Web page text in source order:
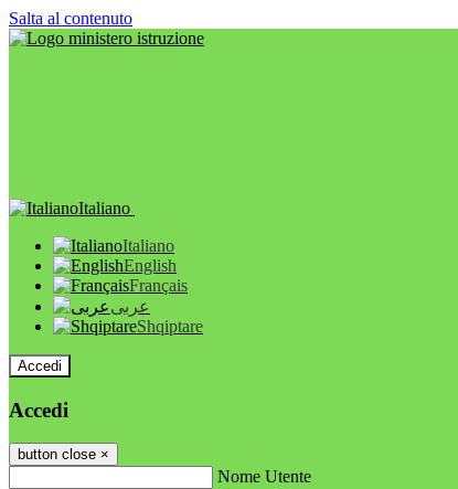
Salta al contenuto
Italiano
Italiano
English
Français
عربى
Shqiptare
Accedi
Accedi
button close ×
Nome Utente